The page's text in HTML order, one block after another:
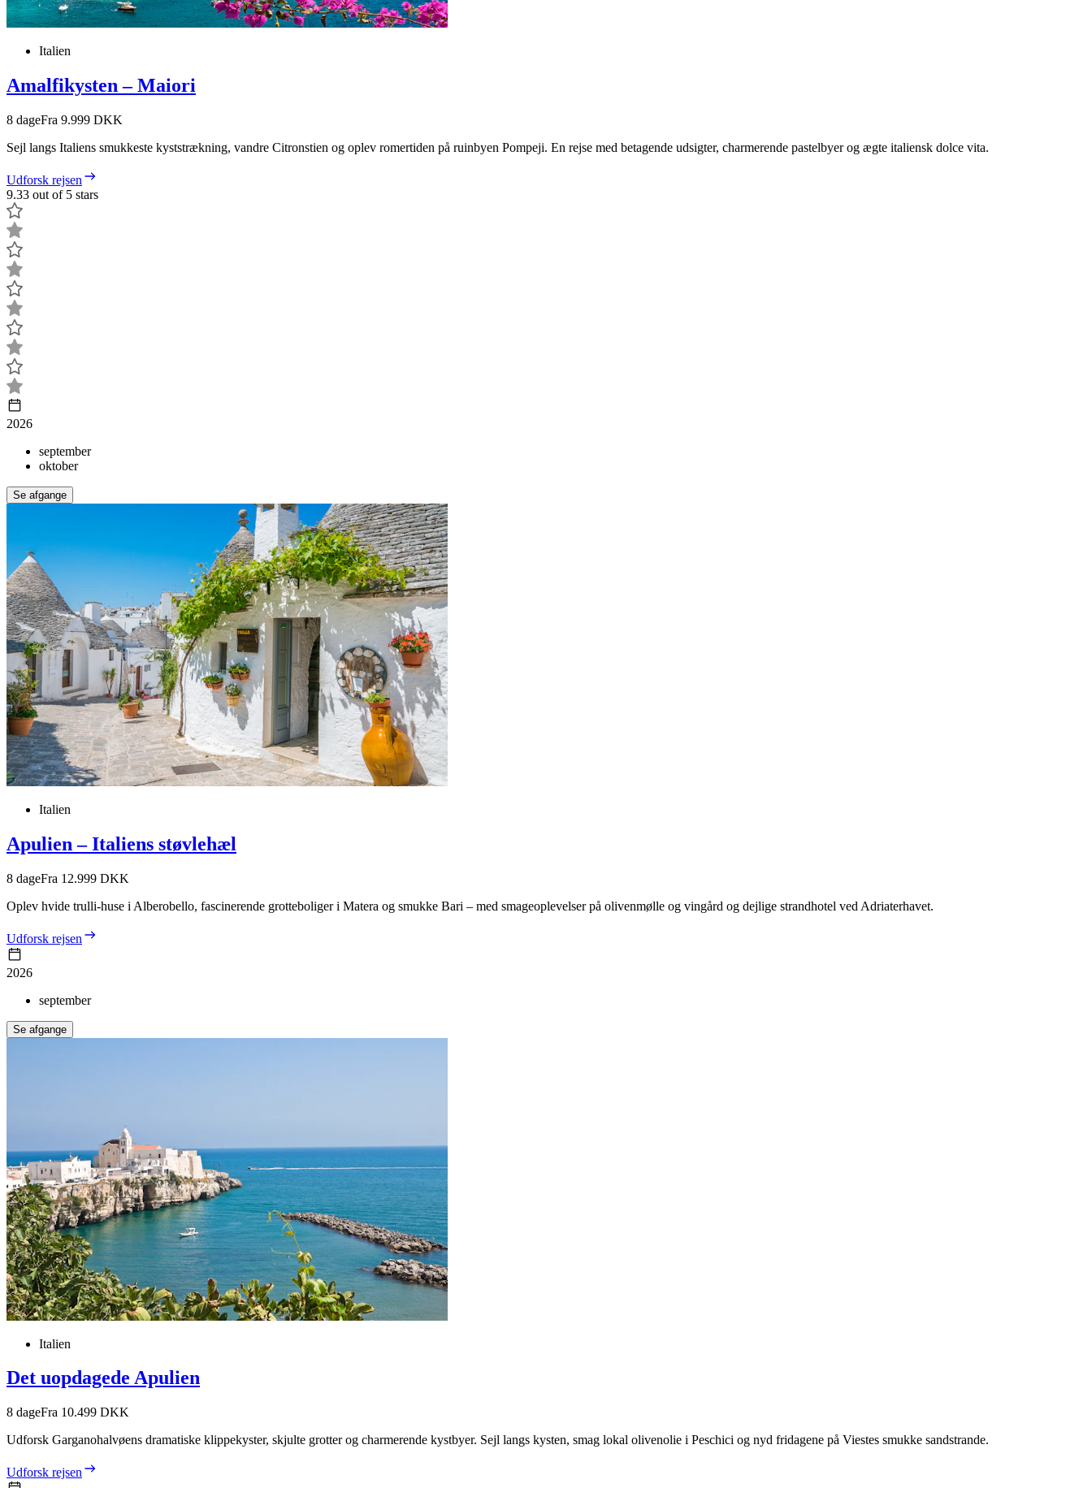
Italien
Amalfikysten – Maiori
8 dageFra 9.999 DKK
Sejl langs Italiens smukkeste kyststrækning, vandre Citronstien og oplev romertiden på ruinbyen Pompeji. En rejse med betagende udsigter, charmerende pastelbyer og ægte italiensk dolce vita.
Udforsk rejsen
9.33 out of 5 stars
2026
september
oktober
Se afgange
Italien
Apulien – Italiens støvlehæl
8 dageFra 12.999 DKK
Oplev hvide trulli-huse i Alberobello, fascinerende grotteboliger i Matera og smukke Bari – med smageoplevelser på olivenmølle og vingård og dejlige strandhotel ved Adriaterhavet.
Udforsk rejsen
2026
september
Se afgange
Italien
Det uopdagede Apulien
8 dageFra 10.499 DKK
Udforsk Garganohalvøens dramatiske klippekyster, skjulte grotter og charmerende kystbyer. Sejl langs kysten, smag lokal olivenolie i Peschici og nyd fridagene på Viestes smukke sandstrande.
Udforsk rejsen